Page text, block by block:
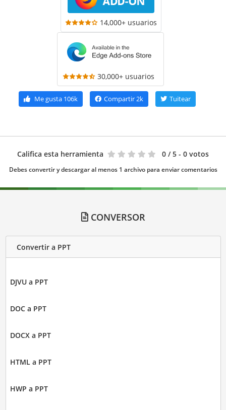
14,000+ usuarios
30,000+ usuarios
Me gusta106k Compartir2k Tuitear
Califica esta herramienta 0 / 5 - 0 votos
Debes convertir y descargar al menos 1 archivo para enviar comentarios
CONVERSOR
Convertir a PPT
DJVU a PPT
DOC a PPT
DOCX a PPT
HTML a PPT
HWP a PPT